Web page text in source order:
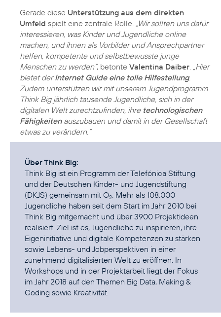
Gerade diese Unterstützung aus dem direkten
Umfeld spielt eine zentrale Rolle.
„Wir sollten uns dafür
interessieren, was Kinder und Jugendliche online
machen, und ihnen als Vorbilder und Ansprechpartner
helfen, kompetente und selbstbewusste junge
Menschen zu werden“, betonte Valentina Daiber
„Hier
bietet derInternet Guide eine tolle Hilfestellung.
Zudem unterstützen wir mit unserem Jugendprogramm
Think Big jährlich tausende Jugendliche, sich in der
digitalen Welt zurechtzufinden, ihre technologischen
Fähigkeiten auszubauen und damit in der Gesellschaft
etwas zu verändern.“
Über Think Big:
Think Big ist ein Programm der Telefónica Stiftung
und der Deutschen Kinder- und Jugendstiftung
(DKJS) gemeinsam mit O2 . Mehr als 108.000
Jugendliche haben seit dem Start im Jahr 2010 bei
Think Big mitgemacht und über 3900 Projektideen
realisiert. Ziel ist es, Jugendliche zu inspirieren, ihre
Eigeninitiative und digitale Kompetenzen zu stärken
sowie Lebens- und Jobperspektiven in einer
zunehmend digitalisierten Welt zu eröffnen. In
Workshops und in der Projektarbeit liegt der Fokus
im Jahr 2018 auf den Themen Big Data, Making &
Coding sowie Kreativität.